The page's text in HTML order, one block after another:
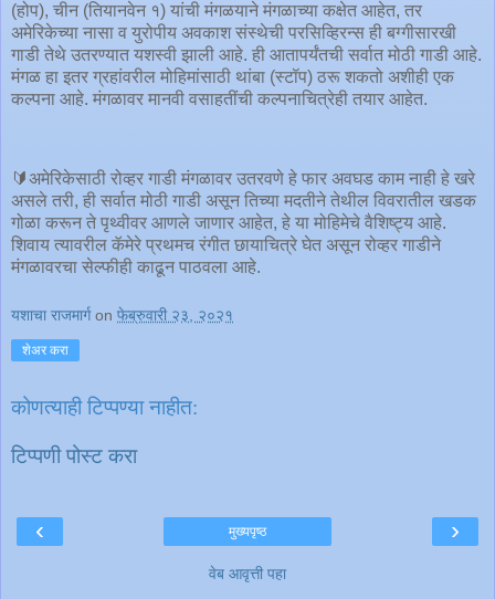
(होप), चीन (तियानवेन १) यांची मंगळयाने मंगळाच्या कक्षेत आहेत, तर
अमेरिकेच्या नासा व युरोपीय अवकाश संस्थेची परसिव्हिरन्स ही बग्गीसारखी
गाडी तेथे उतरण्यात यशस्वी झाली आहे. ही आतापर्यंतची सर्वात मोठी गाडी आहे.
मंगळ हा इतर ग्रहांवरील मोहिमांसाठी थांबा (स्टॉप) ठरू शकतो अशीही एक
कल्पना आहे. मंगळावर मानवी वसाहतींची कल्पनाचित्रेही तयार आहेत.
🔰अमेरिकेसाठी रोव्हर गाडी मंगळावर उतरवणे हे फार अवघड काम नाही हे खरे
असले तरी, ही सर्वात मोठी गाडी असून तिच्या मदतीने तेथील विवरातील खडक
गोळा करून ते पृथ्वीवर आणले जाणार आहेत, हे या मोहिमेचे वैशिष्ट्य आहे.
शिवाय त्यावरील कॅमेरे प्रथमच रंगीत छायाचित्रे घेत असून रोव्हर गाडीने
मंगळावरचा सेल्फीही काढून पाठवला आहे.
यशाचा राजमार्ग on फेब्रुवारी २३, २०२१
शेअर करा
कोणत्याही टिप्पण्‍या नाहीत:
टिप्पणी पोस्ट करा
‹ ›
मुख्यपृष्ठ
वेब आवृत्ती पहा